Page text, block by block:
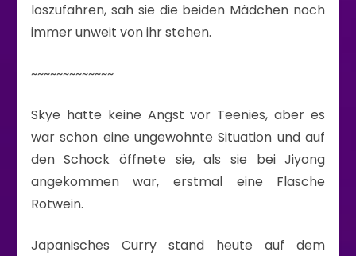
loszufahren, sah sie die beiden Mädchen noch
immer unweit von ihr stehen.
~~~~~~~~~~~~~
Skye hatte keine Angst vor Teenies, aber es
war schon eine ungewohnte Situation und auf
den Schock öffnete sie, als sie bei Jiyong
angekommen war, erstmal eine Flasche
Rotwein.
Japanisches Curry stand heute auf dem